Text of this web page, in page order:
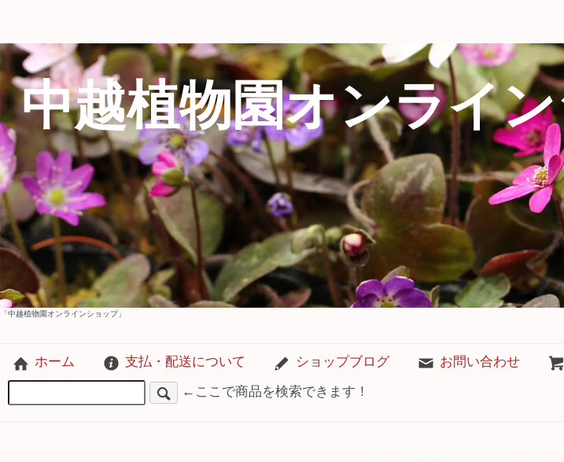
中越植物園オンライ
「中越植物園オンラインショップ」
ホーム 支払・配送について ショップブログ お問い合わせ
←ここで商品を検索できます！